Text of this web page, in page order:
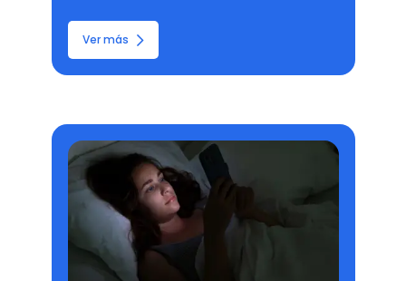
Ver más